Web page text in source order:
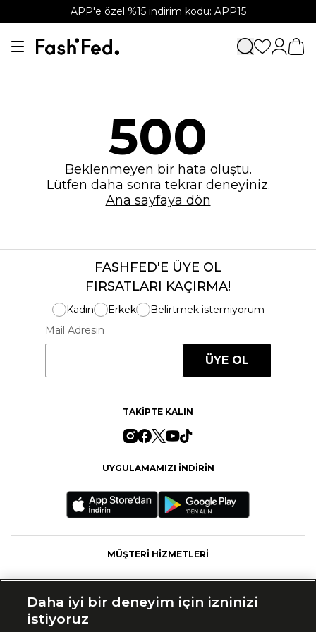
APP'e özel %15 indirim kodu: APP15
500
Beklenmeyen bir hata oluştu.
Lütfen daha sonra tekrar deneyiniz.
Ana sayfaya dön
FASHFED'E ÜYE OL
FIRSATLARI KAÇIRMA!
Kadın Erkek
Belirtmek istemiyorum
Mail Adresin
ÜYE OL
TAKİPTE KALIN
UYGULAMAMIZI İNDİRİN
MÜŞTERİ HİZMETLERİ
Daha iyi bir deneyim için izninizi
istiyoruz